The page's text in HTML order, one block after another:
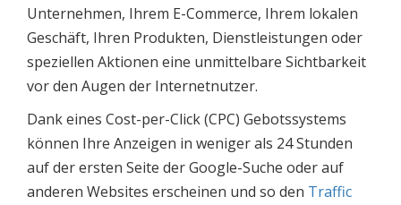
Unternehmen, Ihrem E-Commerce, Ihrem lokalen
Geschäft, Ihren Produkten, Dienstleistungen oder
speziellen Aktionen eine unmittelbare Sichtbarkeit
vor den Augen der Internetnutzer.
Dank eines Cost-per-Click (CPC) Gebotssystems
können Ihre Anzeigen in weniger als 24 Stunden
auf der ersten Seite der Google-Suche oder auf
anderen Websites erscheinen und so den Traffic